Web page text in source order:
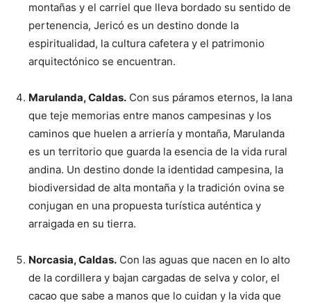
montañas y el carriel que lleva bordado su sentido de
pertenencia, Jericó es un destino donde la
espiritualidad, la cultura cafetera y el patrimonio
arquitectónico se encuentran.
Marulanda, Caldas. Con sus páramos eternos, la lana
que teje memorias entre manos campesinas y los
caminos que huelen a arriería y montaña, Marulanda
es un territorio que guarda la esencia de la vida rural
andina. Un destino donde la identidad campesina, la
biodiversidad de alta montaña y la tradición ovina se
conjugan en una propuesta turística auténtica y
arraigada en su tierra.
Norcasia, Caldas. Con las aguas que nacen en lo alto
de la cordillera y bajan cargadas de selva y color, el
cacao que sabe a manos que lo cuidan y la vida que